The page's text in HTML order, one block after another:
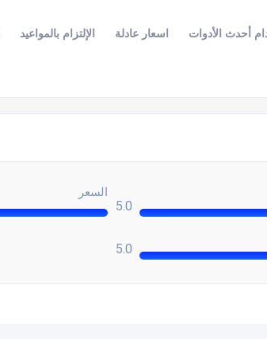
أحدث الأدوات اسعار عادلة الإلتزام بالمواعيد
5.0
السعر
5.0